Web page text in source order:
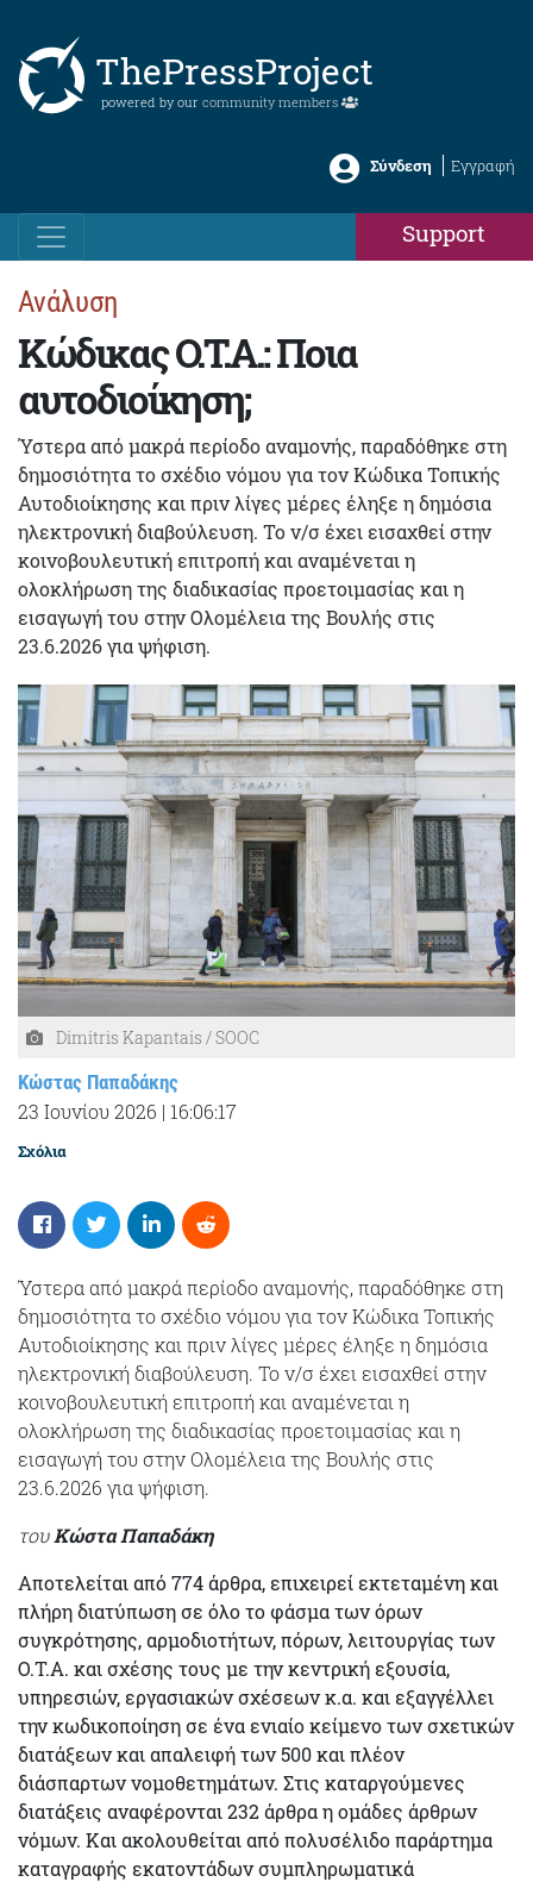
ThePressProject
powered by our community members
Σύνδεση Εγγραφή
Support
Ανάλυση
Κώδικας Ο.Τ.Α.: Ποια
αυτοδιοίκηση;
Ύστερα από μακρά περίοδο αναμονής, παραδόθηκε στη
δημοσιότητα το σχέδιο νόμου για τον Κώδικα Τοπικής
Αυτοδιοίκησης και πριν λίγες μέρες έληξε η δημόσια
ηλεκτρονική διαβούλευση. Το ν/σ έχει εισαχθεί στην
κοινοβουλευτική επιτροπή και αναμένεται η
ολοκλήρωση της διαδικασίας προετοιμασίας και η
εισαγωγή του στην Ολομέλεια της Βουλής στις
23.6.2026 για ψήφιση.
Dimitris Kapantais / SOOC
Κώστας Παπαδάκης
23 Ιουνίου 2026 | 16:06:17
Σχόλια
Ύστερα από μακρά περίοδο αναμονής, παραδόθηκε στη
δημοσιότητα το σχέδιο νόμου για τον Κώδικα Τοπικής
Αυτοδιοίκησης και πριν λίγες μέρες έληξε η δημόσια
ηλεκτρονική διαβούλευση. Το ν/σ έχει εισαχθεί στην
κοινοβουλευτική επιτροπή και αναμένεται η
ολοκλήρωση της διαδικασίας προετοιμασίας και η
εισαγωγή του στην Ολομέλεια της Βουλής στις
23.6.2026 για ψήφιση.
τουΚώστα Παπαδάκη
Αποτελείται από774 άρθρα, επιχειρεί εκτεταμένη και
πλήρη διατύπωση σε όλο το φάσμα των όρων
συγκρότησης, αρμοδιοτήτων, πόρων, λειτουργίας των
Ο.Τ.Α. και σχέσης τους με την κεντρική εξουσία,
υπηρεσιών, εργασιακών σχέσεων κ.α. και εξαγγέλλει
την κωδικοποίηση σε ένα ενιαίο κείμενο των σχετικών
διατάξεων και απαλειφή των 500 και πλέον
διάσπαρτων νομοθετημάτων. Στις καταργούμενες
διατάξεις αναφέρονται 232 άρθρα η ομάδες άρθρων
νόμων. Και ακολουθείται από πολυσέλιδο παράρτημα
καταγραφής εκατοντάδων συμπληρωματικά